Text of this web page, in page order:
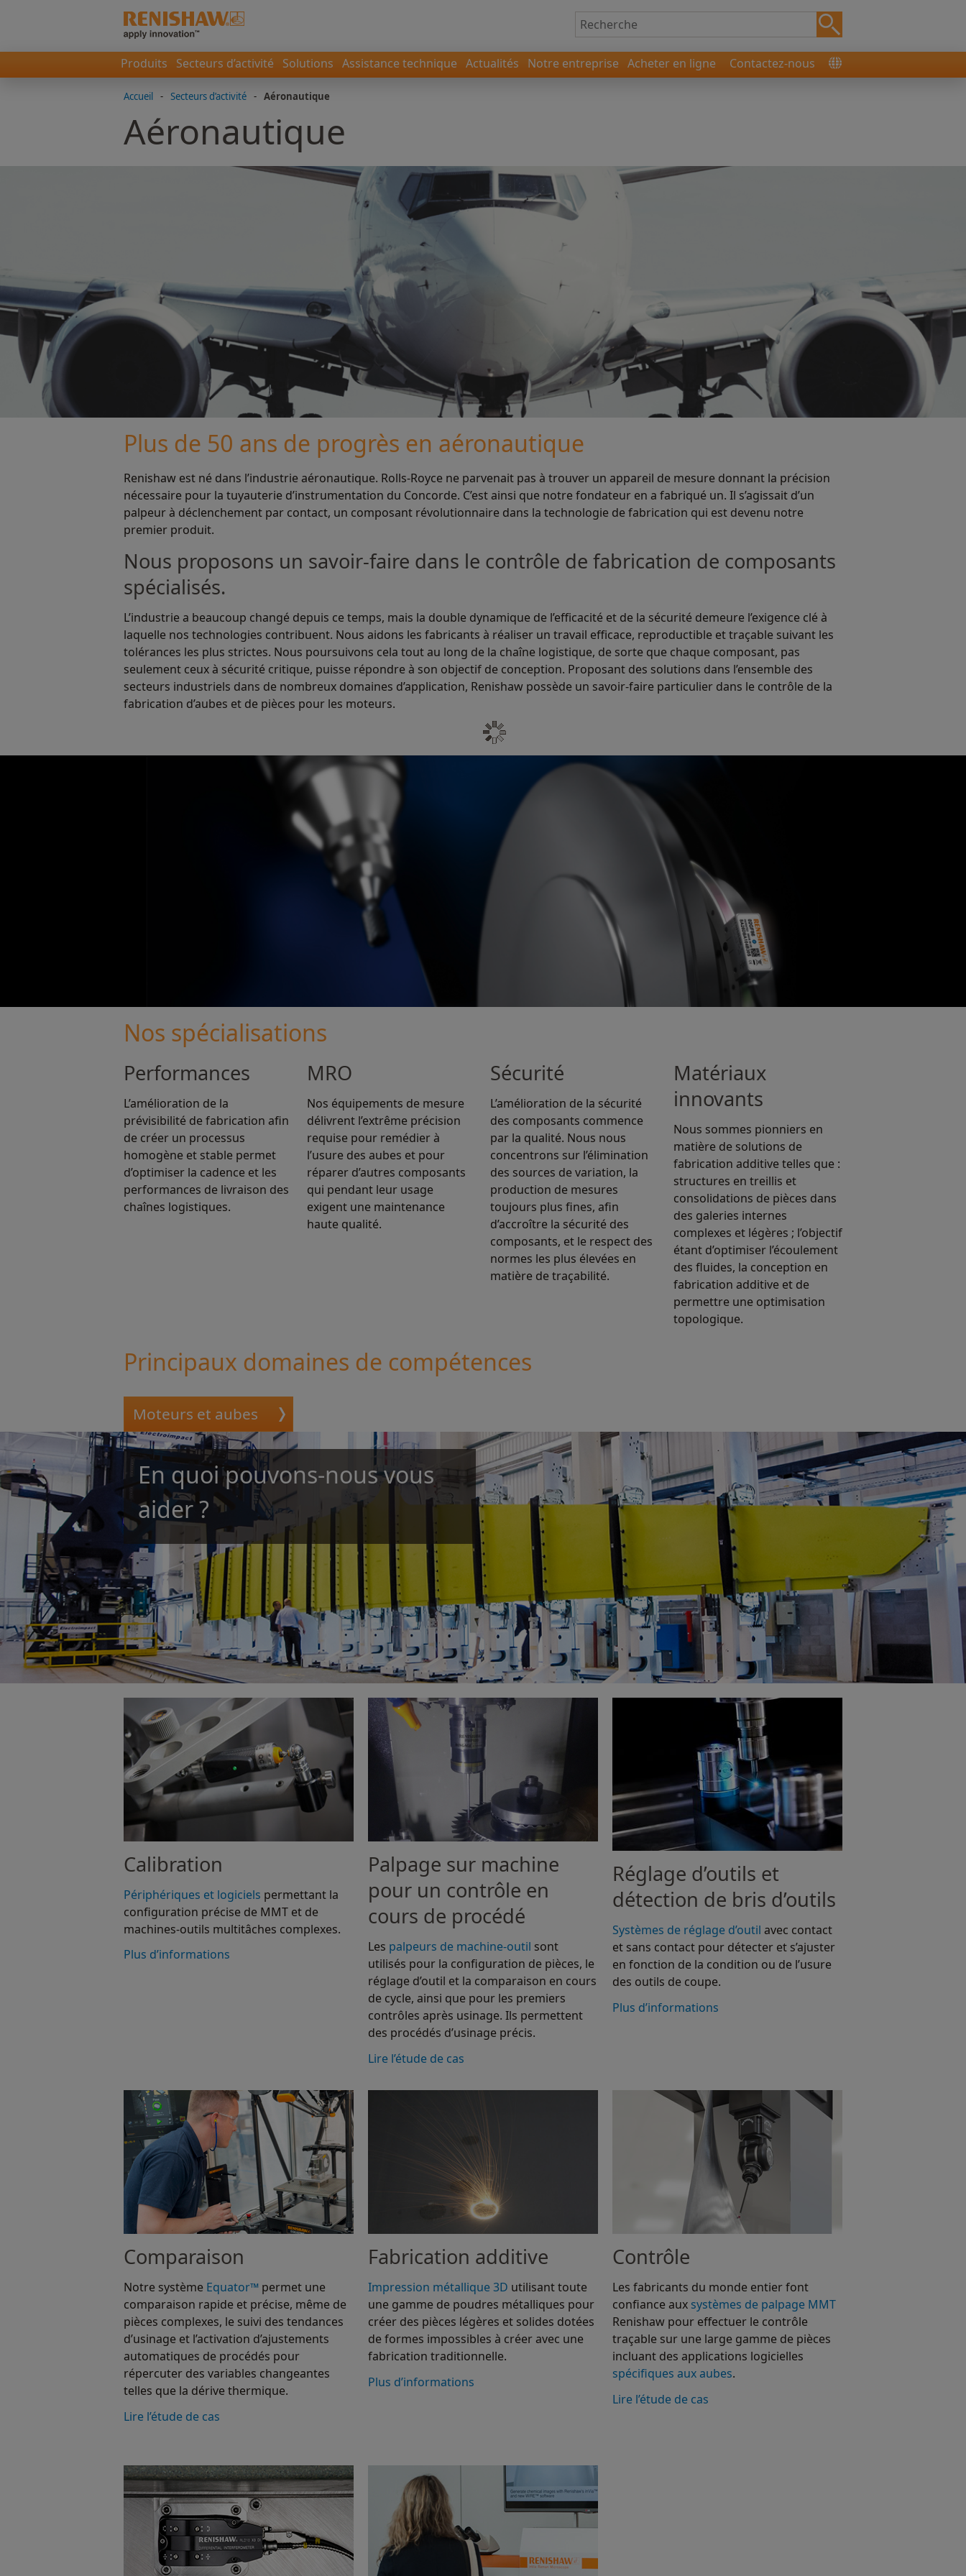
Produits Secteurs d’activité Solutions Assistance technique Actualités Notre entreprise Acheter en ligne Contactez-nous
Accueil - Secteurs d’activité - Aéronautique
Aéronautique
Plus de 50 ans de progrès en aéronautique
Renishaw est né dans l’industrie aéronautique. Rolls-Royce ne parvenait pas à trouver un appareil de mesure donnant la précision
nécessaire pour la tuyauterie d’instrumentation du Concorde. C’est ainsi que notre fondateur en a fabriqué un. Il s’agissait d’un
palpeur à déclenchement par contact, un composant révolutionnaire dans la technologie de fabrication qui est devenu notre
premier produit.
Nous proposons un savoir-faire dans le contrôle de fabrication de composants
spécialisés.
L’industrie a beaucoup changé depuis ce temps, mais la double dynamique de l’efficacité et de la sécurité demeure l’exigence clé à
laquelle nos technologies contribuent. Nous aidons les fabricants à réaliser un travail efficace, reproductible et traçable suivant les
tolérances les plus strictes. Nous poursuivons cela tout au long de la chaîne logistique, de sorte que chaque composant, pas
seulement ceux à sécurité critique, puisse répondre à son objectif de conception. Proposant des solutions dans l’ensemble des
secteurs industriels dans de nombreux domaines d’application, Renishaw possède un savoir-faire particulier dans le contrôle de la
fabrication d’aubes et de pièces pour les moteurs.
Nos spécialisations
Performances
L’amélioration de la
prévisibilité de fabrication afin
de créer un processus
homogène et stable permet
d’optimiser la cadence et les
performances de livraison des
chaînes logistiques.
MRO
Nos équipements de mesure
délivrent l’extrême précision
requise pour remédier à
l’usure des aubes et pour
réparer d’autres composants
qui pendant leur usage
exigent une maintenance
haute qualité.
Sécurité
L’amélioration de la sécurité
des composants commence
par la qualité. Nous nous
concentrons sur l’élimination
des sources de variation, la
production de mesures
toujours plus fines, afin
d’accroître la sécurité des
composants, et le respect des
normes les plus élevées en
matière de traçabilité.
Matériaux
innovants
Nous sommes pionniers en
matière de solutions de
fabrication additive telles que :
structures en treillis et
consolidations de pièces dans
des galeries internes
complexes et légères ; l’objectif
étant d’optimiser l’écoulement
des fluides, la conception en
fabrication additive et de
permettre une optimisation
topologique.
Principaux domaines de compétences
Moteurs et aubes
En quoi pouvons-nous vous
aider ?
Calibration
Périphériques et logiciels permettant la
configuration précise de MMT et de
machines-outils multitâches complexes.
Plus d’informations
Palpage sur machine
pour un contrôle en
cours de procédé
Les palpeurs de machine-outil sont
utilisés pour la configuration de pièces, le
réglage d’outil et la comparaison en cours
de cycle, ainsi que pour les premiers
contrôles après usinage. Ils permettent
des procédés d’usinage précis.
Lire l’étude de cas
Réglage d’outils et
détection de bris d’outils
Systèmes de réglage d’outil avec contact
et sans contact pour détecter et s’ajuster
en fonction de la condition ou de l’usure
des outils de coupe.
Plus d’informations
Comparaison
Notre système Equator™ permet une
comparaison rapide et précise, même de
pièces complexes, le suivi des tendances
d’usinage et l’activation d’ajustements
automatiques de procédés pour
répercuter des variables changeantes
telles que la dérive thermique.
Lire l’étude de cas
Fabrication additive
Impression métallique 3D utilisant toute
une gamme de poudres métalliques pour
créer des pièces légères et solides dotées
de formes impossibles à créer avec une
fabrication traditionnelle.
Plus d’informations
Contrôle
Les fabricants du monde entier font
confiance aux systèmes de palpage MMT
Renishaw pour effectuer le contrôle
traçable sur une large gamme de pièces
incluant des applications logicielles
spécifiques aux aubes.
Lire l’étude de cas